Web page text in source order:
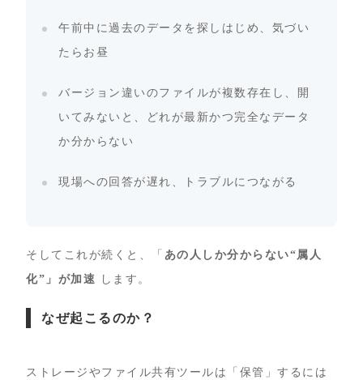
午前中に過去のデータを探しはじめ、気づい
たらお昼
バージョン違いのファイルが複数存在し、開
いてみないと、どれが最新かつ完全なデータ
か分からない
現場への回答が遅れ、トラブルにつながる
そしてこれが続くと、「 あの人しか分からない“属人
化”」が加速 します。
なぜ起こるのか？
ストレージやファイル共有ツールは「保管」するには